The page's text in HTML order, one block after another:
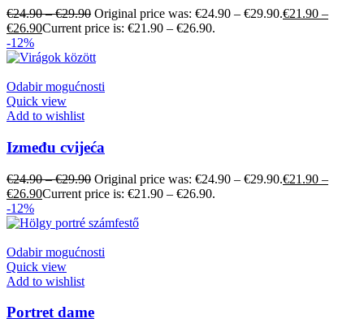
€24.90–€29.90 Original price was: €24.90 – €29.90.€21.90 –
€26.90Current price is: €21.90 – €26.90.
-12%
Odabir mogućnosti
Quick view
Add to wishlist
Između cvijeća
€24.90–€29.90 Original price was: €24.90 – €29.90.€21.90 –
€26.90Current price is: €21.90 – €26.90.
-12%
Odabir mogućnosti
Quick view
Add to wishlist
Portret dame